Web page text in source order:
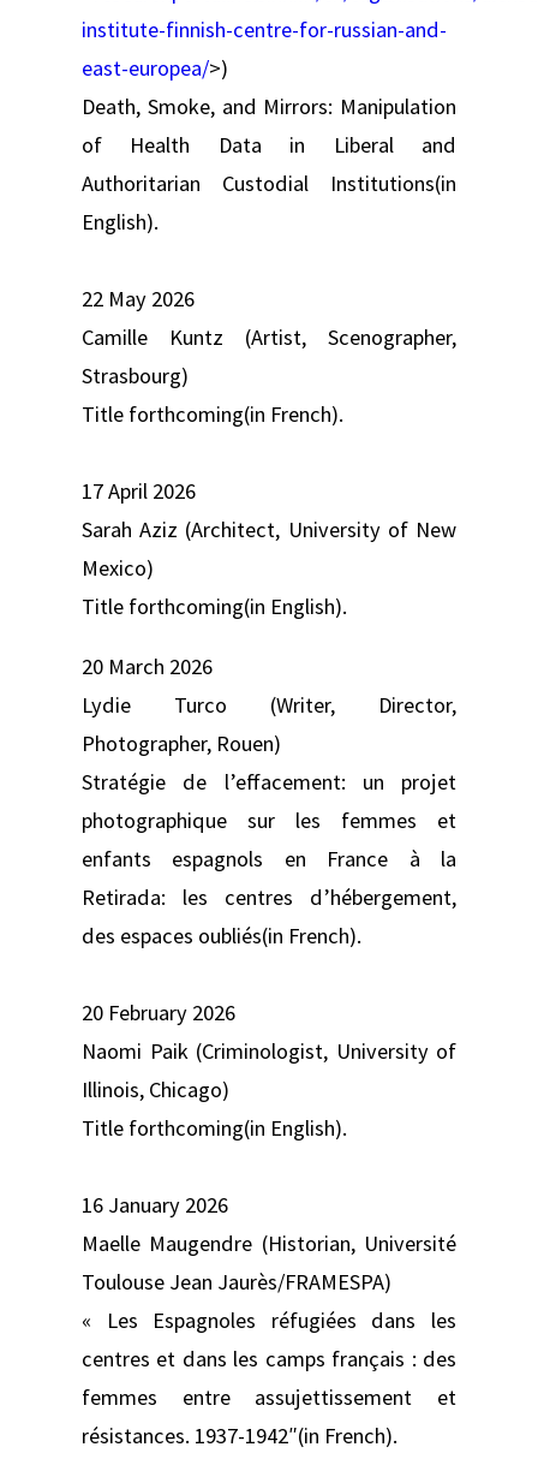
institute-finnish-centre-for-russian-and-
east-europea/>)
Death, Smoke, and Mirrors: Manipulation
of Health Data in Liberal and
Authoritarian Custodial Institutions(in
English).
22 May 2026
Camille Kuntz (Artist, Scenographer,
Strasbourg)
Title forthcoming(in French).
17 April 2026
Sarah Aziz (Architect, University of New
Mexico)
Title forthcoming(in English).
20 March 2026
Lydie Turco (Writer, Director,
Photographer, Rouen)
Stratégie de l’effacement: un projet
photographique sur les femmes et
enfants espagnols en France à la
Retirada: les centres d’hébergement,
des espaces oubliés(in French).
20 February 2026
Naomi Paik (Criminologist, University of
Illinois, Chicago)
Title forthcoming(in English).
16 January 2026
Maelle Maugendre (Historian, Université
Toulouse Jean Jaurès/FRAMESPA)
« Les Espagnoles réfugiées dans les
centres et dans les camps français : des
femmes entre assujettissement et
résistances. 1937-1942″(in French).